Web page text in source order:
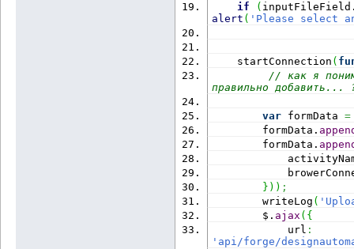
if
(
alert ( 'Please select
startConnection (
// как я
правильно добавить...
var formData =
formData.
formData.
} ) ) ;
writeLog (
$. ajax ( {
url :
'api/forge/